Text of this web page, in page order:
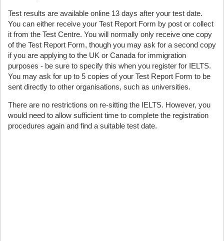
Test results are available online 13 days after your test date.
You can either receive your Test Report Form by post or collect
it from the Test Centre. You will normally only receive one copy
of the Test Report Form, though you may ask for a second copy
if you are applying to the UK or Canada for immigration
purposes - be sure to specify this when you register for IELTS.
You may ask for up to 5 copies of your Test Report Form to be
sent directly to other organisations, such as universities.
There are no restrictions on re-sitting the IELTS. However, you
would need to allow sufficient time to complete the registration
procedures again and find a suitable test date.